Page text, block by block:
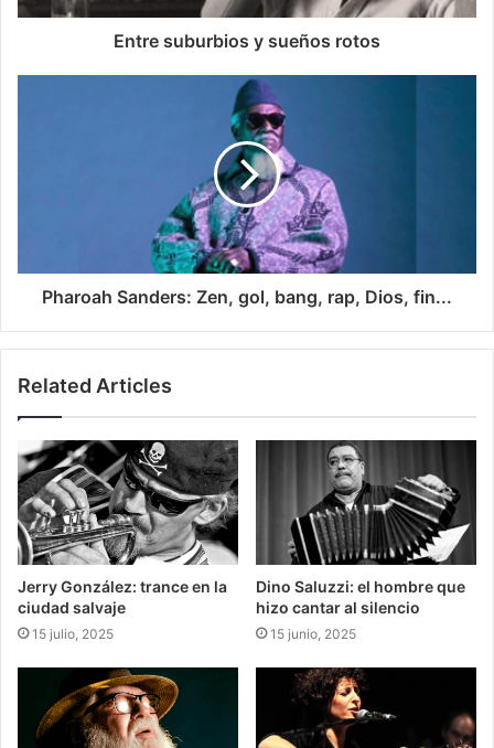
Entre suburbios y sueños rotos
Pharoah Sanders: Zen, gol, bang, rap, Dios, fin...
Related Articles
Jerry González: trance en la
ciudad salvaje
15 julio, 2025
Dino Saluzzi: el hombre que
hizo cantar al silencio
15 junio, 2025